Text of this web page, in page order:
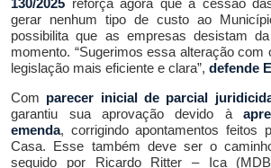
gerar nenhum tipo de custo ao
possibilita que as empresas desistam
momento. “Sugerimos essa alteração com
legislação mais eficiente e clara”,defende
Com parecer inicial de parcial
garantiu sua aprovação
devido à
emenda, corrigindo apontamentos feitos
Casa. Esse também deve ser o
seguido por Ricardo Ritter – Ica